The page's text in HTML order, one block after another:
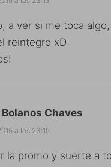
a ver si me toca
reintegro xD
Chaves
a las 23:15
la promo y suerte a